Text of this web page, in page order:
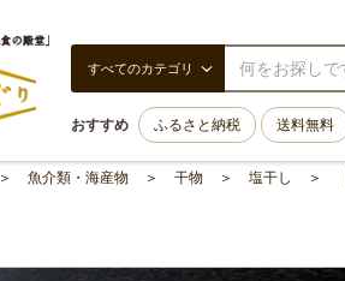
すべてのカテゴリ
おすすめ ふるさと納税 送料無料
魚介類・海産物 干物 塩干し